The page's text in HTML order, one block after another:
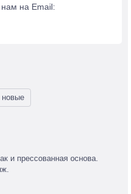
на Email:
новые
и прессованная основа.